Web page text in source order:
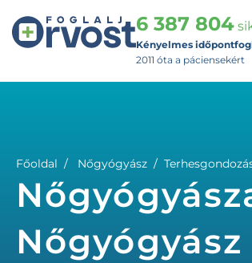
6 387 804
Kényelmes
2011 óta a páciensekért
Főoldal Nőgyógyász
Nőgyógyász